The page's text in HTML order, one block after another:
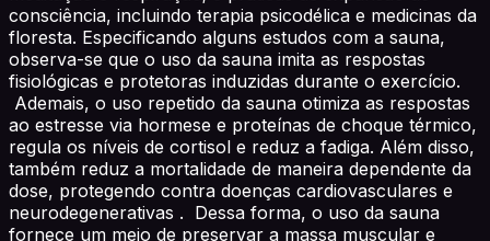
consciência, incluindo terapia psicodélica e medicinas da
floresta. Especificando alguns estudos com a sauna,
observa-se que o uso da sauna imita as respostas
fisiológicas e protetoras induzidas durante o exercício.
Ademais, o uso repetido da sauna otimiza as respostas
ao estresse via hormese e proteínas de choque térmico,
regula os níveis de cortisol e reduz a fadiga. Além disso,
também reduz a mortalidade de maneira dependente da
dose, protegendo contra doenças cardiovasculares e
neurodegenerativas . Dessa forma, o uso da sauna
fornece um meio de preservar a massa muscular e